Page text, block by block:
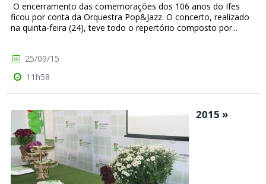
O encerramento das comemorações dos 106 anos do Ifes
ficou por conta da Orquestra Pop&Jazz. O concerto, realizado
na quinta-feira (24), teve todo o repertório composto por...
25/09/15
11h58
2015 »